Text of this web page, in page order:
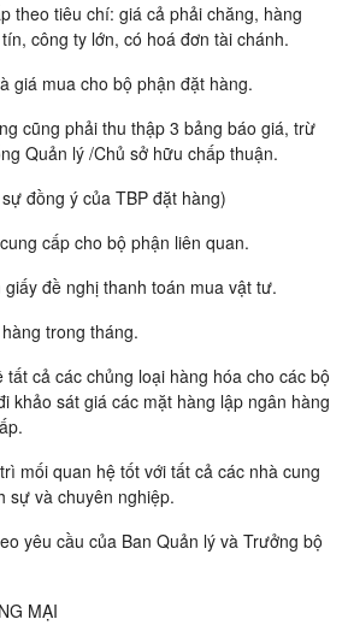
theo tiêu chí: giá cả phải chăng, hàng
công ty lớn, có hoá đơn tài chánh.
giá mua cho bộ phận đặt hàng.
cũng phải thu thập 3 bảng báo giá, trừ
Quản lý /Chủ sở hữu chấp thuận.
đồng ý của TBP đặt hàng)
cấp cho bộ phận liên quan.
đề nghị thanh toán mua vật tư.
trong tháng.
tất cả các chủng loại hàng hóa cho các bộ
khảo sát giá các mặt hàng lập ngân hàng
mối quan hệ tốt với tất cả các nhà cung
sự và chuyên nghiệp.
yêu cầu của Ban Quản lý và Trưởng bộ
MẠI